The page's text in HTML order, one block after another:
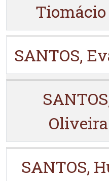
Tiomácio
SANTOS,
SANTOS,